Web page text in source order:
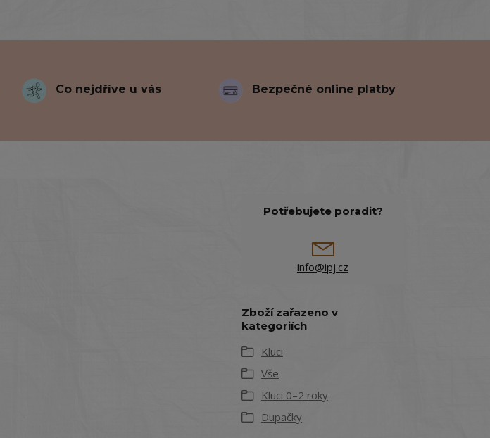
Co nejdříve u vás Bezpečné online platby
Potřebujete poradit?
info@ipj.cz
Zboží zařazeno v
kategoriích
Kluci
Vše
Kluci 0–2 roky
Dupačky